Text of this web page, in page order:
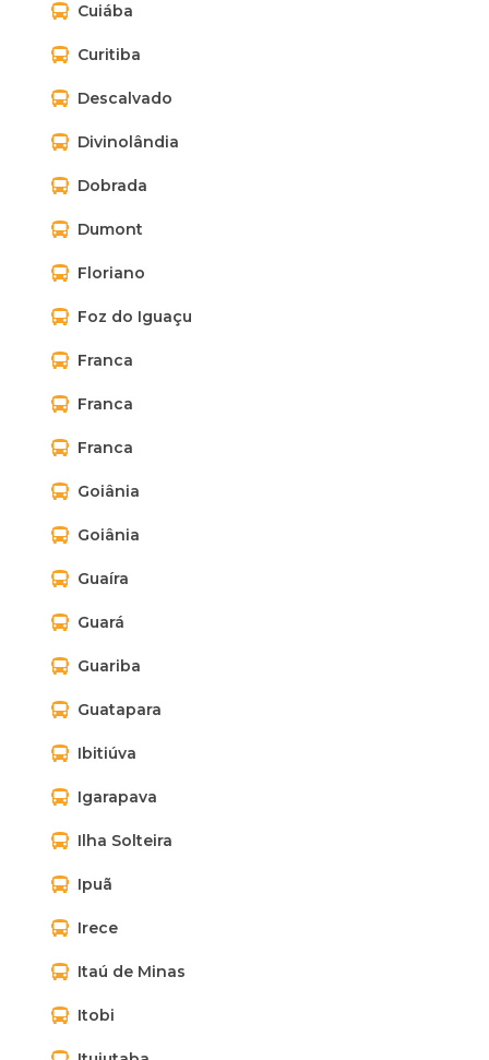
Cuiába
Curitiba
Descalvado
Divinolândia
Dobrada
Dumont
Floriano
Foz do Iguaçu
Franca
Franca
Franca
Goiânia
Goiânia
Guaíra
Guará
Guariba
Guatapara
Ibitiúva
Igarapava
Ilha Solteira
Ipuã
Irece
Itaú de Minas
Itobi